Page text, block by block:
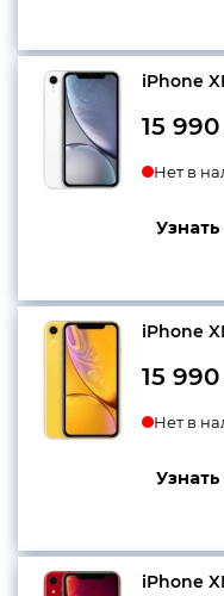
iPhone
15 990
Нет в
iPhone
15 990
Нет в
iPhone